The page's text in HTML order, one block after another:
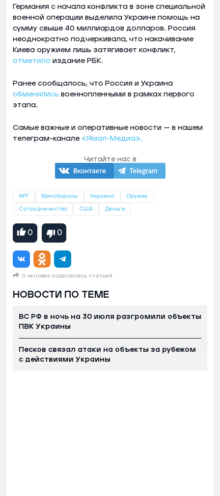
Германия с начала конфликта в зоне специальной
военной операции выделила Украине помощь на
сумму свыше 40 миллиардов долларов. Россия
неоднократно подчеркивала, что накачивание
Киева оружием лишь затягивает конфликт,
отметило издание РБК.
Ранее сообщалось, что Россия и Украина
обменялись военнопленными в рамках первого
этапа.
Самые важные и оперативные новости — в нашем
телеграм-канале «Ямал-Медиа».
Читайте нас в
ФРГ Минобороны Украина Оружие
Сотрудничество США Деньги
0 0
0 человек поделились статьей
НОВОСТИ ПО ТЕМЕ
ВС РФ в ночь на 30 июля разгромили объекты
ПВК Украины
Песков связал атаки на объекты за рубежом
с действиями Украины